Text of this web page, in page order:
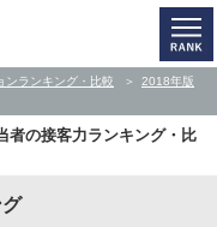
ンランキング・比較
2018年版
者の接客力ランキング・比